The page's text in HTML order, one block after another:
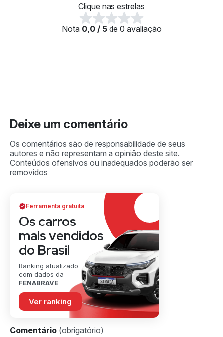
Clique nas estrelas
Nota 0,0 / 5de 0 avaliação
Deixe um comentário
Ferramenta gratuita
Os carros
mais vendidos
do Brasil
Ranking atualizado
com dados da
FENABRAVE
Ver ranking
Comentário